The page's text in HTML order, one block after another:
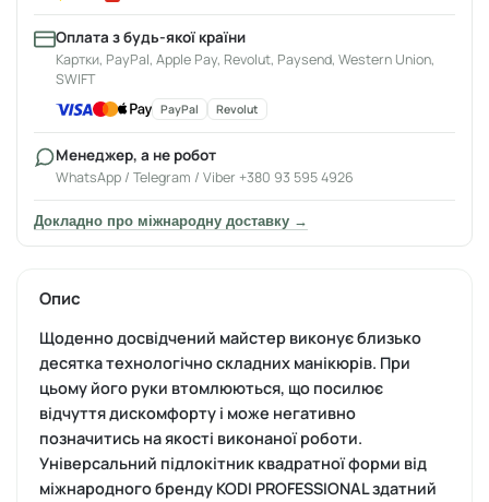
Оплата з будь-якої країни
Картки, PayPal, Apple Pay, Revolut, Paysend, Western Union,
SWIFT
PayPal Revolut
Менеджер, а не робот
WhatsApp / Telegram / Viber +380 93 595 4926
Докладно про міжнародну доставку →
Опис
Щоденно досвідчений майстер виконує близько
десятка технологічно складних манікюрів. При
цьому його руки втомлюються, що посилює
відчуття дискомфорту і може негативно
позначитись на якості виконаної роботи.
Універсальний підлокітник квадратної форми від
міжнародного бренду KODI PROFESSIONAL здатний